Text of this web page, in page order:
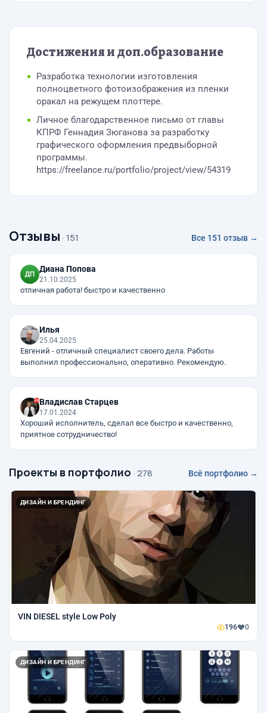
Достижения и доп.образование
Разработка технологии изготовления
полноцветного фотоизображения из пленки
оракал на режущем плоттере.
Личное благодарственное письмо от главы
КПРФ Геннадия Зюганова за разработку
графического оформления предвыборной
программы.
https://freelance.ru/portfolio/project/view/54319
Отзывы · 151 Все 151 отзыв →
Диана Попова
21.10.2025
отличная работа! быстро и качественно
Илья
25.04.2025
Евгений - отличный специалист своего дела. Работы
выполнил профессионально, оперативно. Рекомендую.
Владислав Старцев
17.01.2024
Хороший исполнитель, сделал все быстро и качественно,
приятное сотрудничество!
Проекты в портфолио · 278 Всё портфолио →
ДИЗАЙН И БРЕНДИНГ
VIN DIESEL style Low Poly
196 0
ДИЗАЙН И БРЕНДИНГ